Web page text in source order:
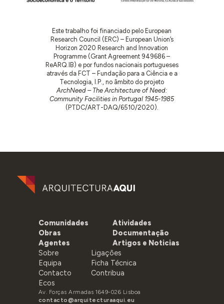
Este trabalho foi financiado pelo European
Research Council (ERC) – European Union’s
Horizon 2020 Research and Innovation
Programme (Grant Agreement 949686 –
ReARQ.IB) e por fundos nacionais portugueses
através da FCT – Fundação para a Ciência e a
Tecnologia, I.P., no âmbito do projeto
ArchNeed – The Architecture of Need:
Community Facilities in Portugal 1945-1985
(PTDC/ART-DAQ/6510/2020).
Comunidades
Obras
Agentes
Atividades
Documentação
Artigos e Noticias
Sobre
Equipa
Contacto
Ecos
Ligações
Ficha Técnica
Contribua
Av. Forças Armadas 1649-026 Lisboa
contacto@arquitecturaaqui.eu